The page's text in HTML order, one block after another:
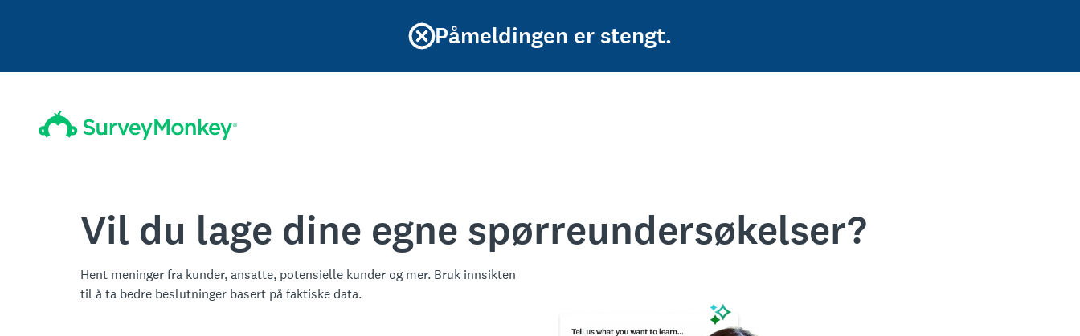
Påmeldingen er stengt.
Vil du lage dine egne spørreundersøkelser?
Hent meninger fra kunder, ansatte, potensielle kunder og mer. Bruk innsikten
til å ta bedre beslutninger basert på faktiske data.